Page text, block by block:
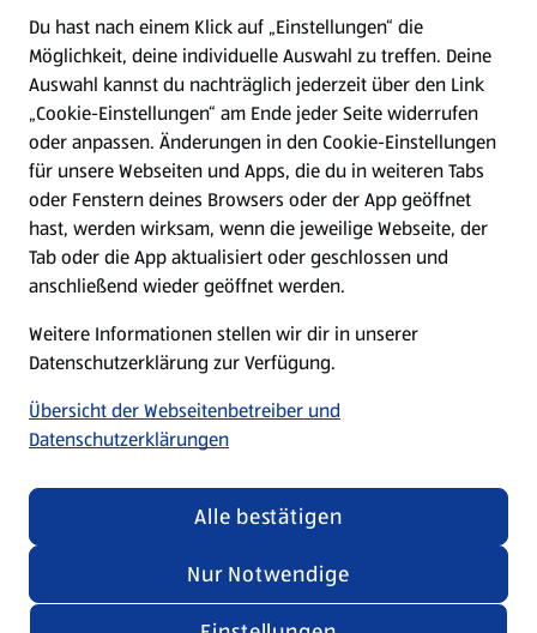
Presse
Hilfe & Kontakt
(öffnet in einem neuen Tab)
Unternehmen
Folge uns hier:
Datenschutz- und Richtlinienmenü
Cookie-Einstellungen
Impressum
Nutzungsbedingungen
Security Policy
Du hast nach einem Klick auf „Einstellungen“ die
Möglichkeit, deine individuelle Auswahl zu treffen. Deine
Auswahl kannst du nachträglich jederzeit über den Link
„Cookie-Einstellungen“ am Ende jeder Seite widerrufen
oder anpassen. Änderungen in den Cookie-Einstellungen
für unsere Webseiten und Apps, die du in weiteren Tabs
oder Fenstern deines Browsers oder der App geöffnet
hast, werden wirksam, wenn die jeweilige Webseite, der
Tab oder die App aktualisiert oder geschlossen und
anschließend wieder geöffnet werden.
Weitere Informationen stellen wir dir in unserer
Datenschutzerklärung zur Verfügung.
Übersicht der Webseitenbetreiber und
Datenschutzerklärungen
Nur Notwendige
Alle bestätigen